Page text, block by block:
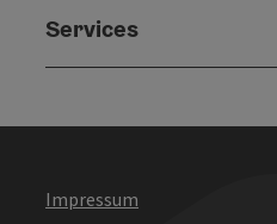
Services
Impressum